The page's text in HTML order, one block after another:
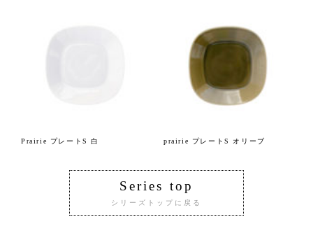
Prairie プレートS 白 prairie プレートS オリーブ
Series top
シリーズトップに戻る